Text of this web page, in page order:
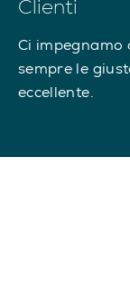
Clienti
Ci impegnamo
sempre le
eccellente.